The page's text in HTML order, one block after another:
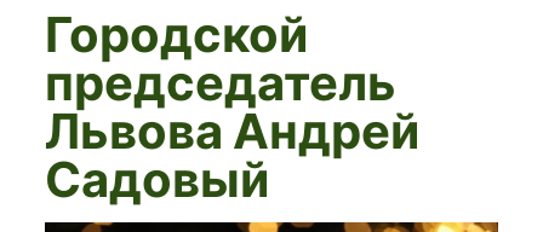
Городской
председатель
Львова Андрей
Садовый